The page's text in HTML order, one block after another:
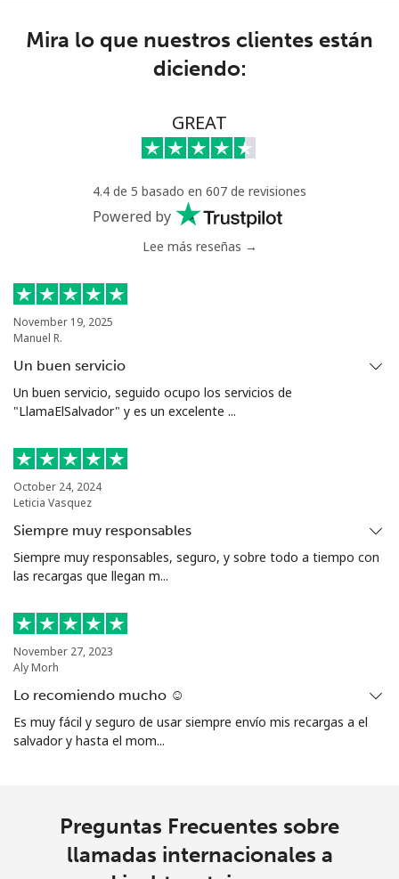
Mira lo que nuestros clientes están
diciendo:
GREAT
4.4 de 5 basado en 607 de revisiones
Powered by
Lee más reseñas →
November 19, 2025
Manuel R.
Un buen servicio
Un buen servicio, seguido ocupo los servicios de
"LlamaElSalvador" y es un excelente ...
October 24, 2024
Leticia Vasquez
Siempre muy responsables
Siempre muy responsables, seguro, y sobre todo a tiempo con
las recargas que llegan m...
November 27, 2023
Aly Morh
Lo recomiendo mucho ☺️
Es muy fácil y seguro de usar siempre envío mis recargas a el
salvador y hasta el mom...
Preguntas Frecuentes sobre
llamadas internacionales a